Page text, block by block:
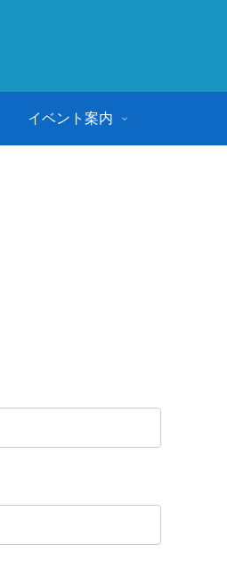
イベント案内